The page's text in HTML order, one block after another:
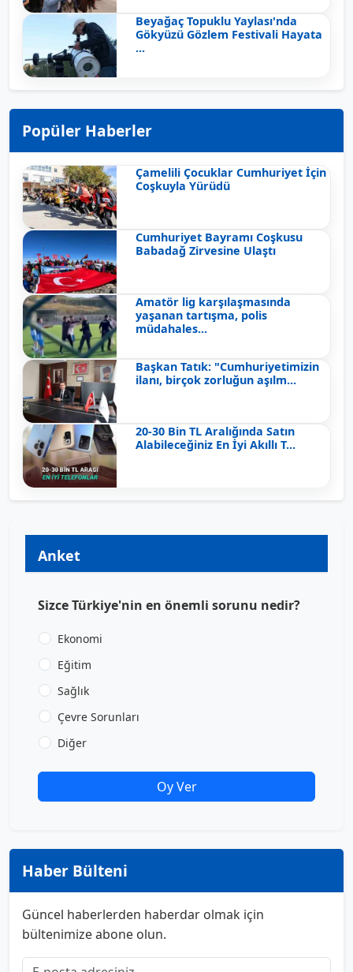
Beyağaç Topuklu Yaylası'nda
Gökyüzü Gözlem Festivali Hayata
...
Popüler Haberler
Çamelili Çocuklar Cumhuriyet İçin
Coşkuyla Yürüdü
Cumhuriyet Bayramı Coşkusu
Babadağ Zirvesine Ulaştı
Amatör lig karşılaşmasında
yaşanan tartışma, polis
müdahales...
Başkan Tatık: "Cumhuriyetimizin
ilanı, birçok zorluğun aşılm...
20-30 Bin TL Aralığında Satın
Alabileceğiniz En İyi Akıllı T...
Anket
Sizce Türkiye'nin en önemli sorunu nedir?
Ekonomi
Eğitim
Sağlık
Çevre Sorunları
Diğer
Oy Ver
Haber Bülteni
Güncel haberlerden haberdar olmak için
bültenimize abone olun.